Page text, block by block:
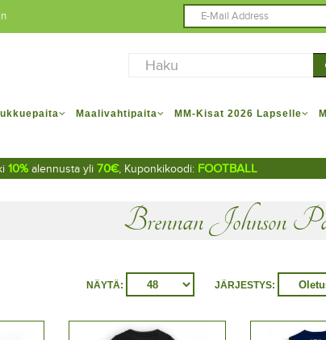
Maalivahtipaita MM-Kisat 2026 Lapselle
10% alennusta yli 70€, Kuponkikoodi: FOOTBALL
Brennan Johnson
JÄRJESTYS:
NÄYTÄ: